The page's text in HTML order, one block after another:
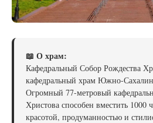
📖 О храм:
Кафедральный Собор Рождества
кафедральный храм Южно-
Огромный 77-метровый
Христова способен вместить 1000
красотой, продуманностью и